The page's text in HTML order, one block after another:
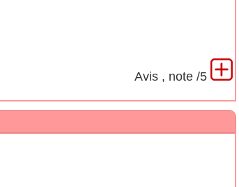
Avis , note /5